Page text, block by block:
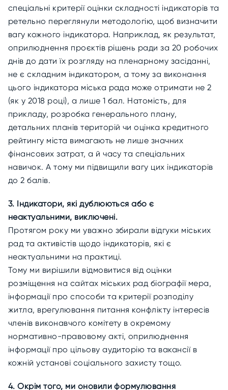
спеціальні критерії оцінки складності індикаторів та
ретельно переглянули методологію, щоб визначити
вагу кожного індикатора. Наприклад, як результат,
оприлюднення проєктів рішень ради за 20 робочих
днів до дати їх розгляду на пленарному засіданні,
не є складним індикатором, а тому за виконання
цього індикатора міська рада може отримати не 2
(як у 2018 році), а лише 1 бал. Натомість, для
прикладу, розробка генерального плану,
детальних планів територій чи оцінка кредитного
рейтингу міста вимагають не лише значних
фінансових затрат, а й часу та спеціальних
навичок. А тому ми підвищили вагу цих індикаторів
до 2 балів.
3. Індикатори, які дублюються або є
неактуальними, виключені.
Протягом року ми уважно збирали відгуки міських
рад та активістів щодо індикаторів, які є
неактуальними на практиці.
Тому ми вирішили відмовитися від оцінки
розміщення на сайтах міських рад біографії мера,
інформації про способи та критерії розподілу
житла, врегулювання питання конфлікту інтересів
членів виконавчого комітету в окремому
нормативно-правовому акті, оприлюднення
інформації про цільову аудиторію та вакансії в
кожній установі соціального захисту тощо.
4. Окрім того, ми оновили формулювання